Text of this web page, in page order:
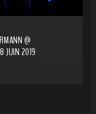
@
JUIN 2019